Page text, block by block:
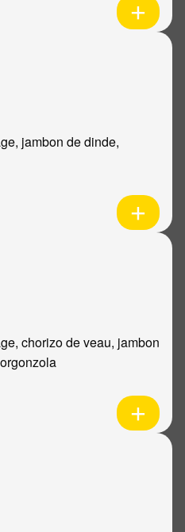
jambon de dinde,
chorizo de veau, jambon